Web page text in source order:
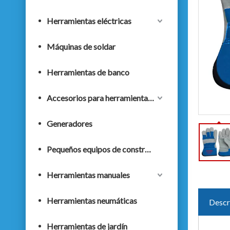
Herramientas eléctricas
Máquinas de soldar
Herramientas de banco
Accesorios para herramientas eléctricas
Generadores
Pequeños equipos de construcción
Herramientas manuales
Herramientas neumáticas
Herramientas de jardín